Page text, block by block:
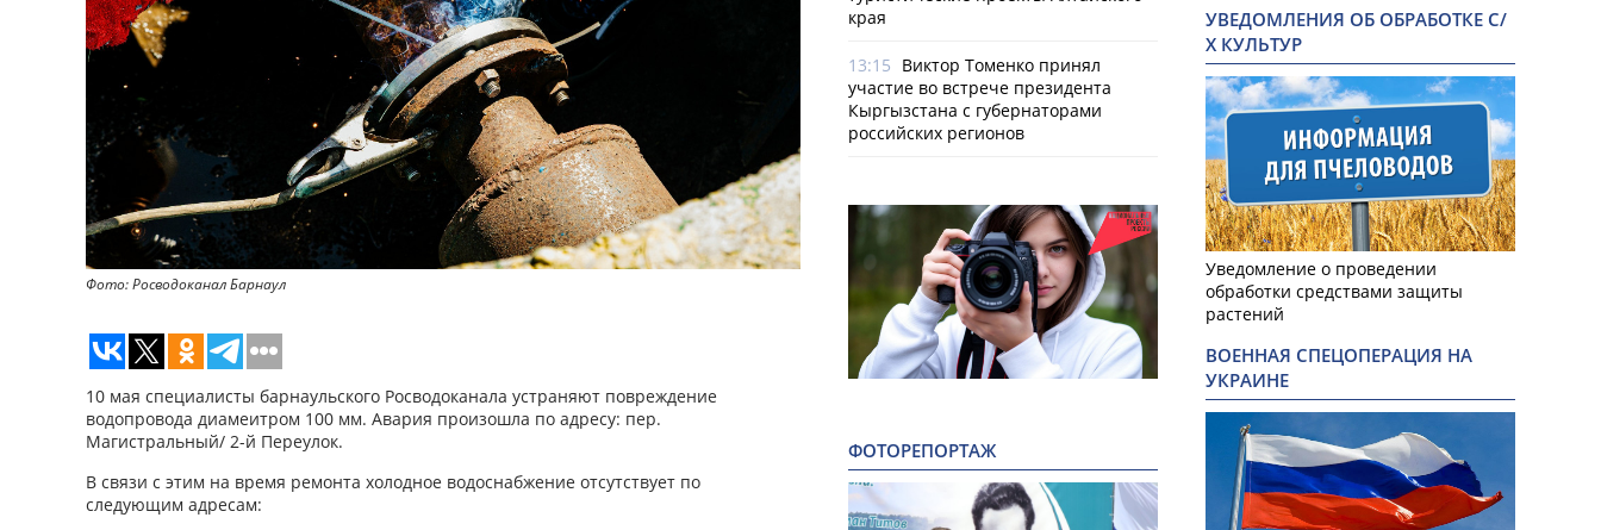
Фото: Росводоканал Барнаул
10 мая специалисты барнаульского Росводоканала устраняют повреждение
водопровода диамеитром 100 мм. Авария произошла по адресу: пер.
Магистральный/ 2-й Переулок.
В связи с этим на время ремонта холодное водоснабжение отсутствует по
следующим адресам:
края
13:15 Виктор Томенко принял
участие во встрече президента
Кыргызстана с губернаторами
российских регионов
ФОТОРЕПОРТАЖ
УВЕДОМЛЕНИЯ ОБ ОБРАБОТКЕ С/
Х КУЛЬТУР
Уведомление о проведении
обработки средствами защиты
растений
ВОЕННАЯ СПЕЦОПЕРАЦИЯ НА
УКРАИНЕ